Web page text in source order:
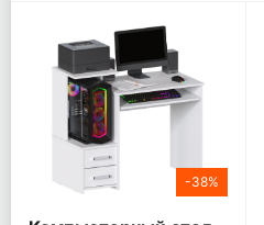
-38%